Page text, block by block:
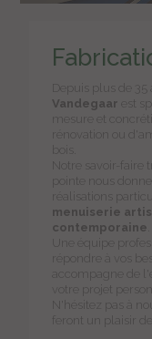
Depuis plus de 35
Vandegaar est
mesure et
rénovation ou
Notre savoir-faire
pointe nous
réalisations
menuiserie
contemporaine
Une équipe
répondre à vos
accompagne de
votre projet
N'hésitez pas à
feront un plaisir